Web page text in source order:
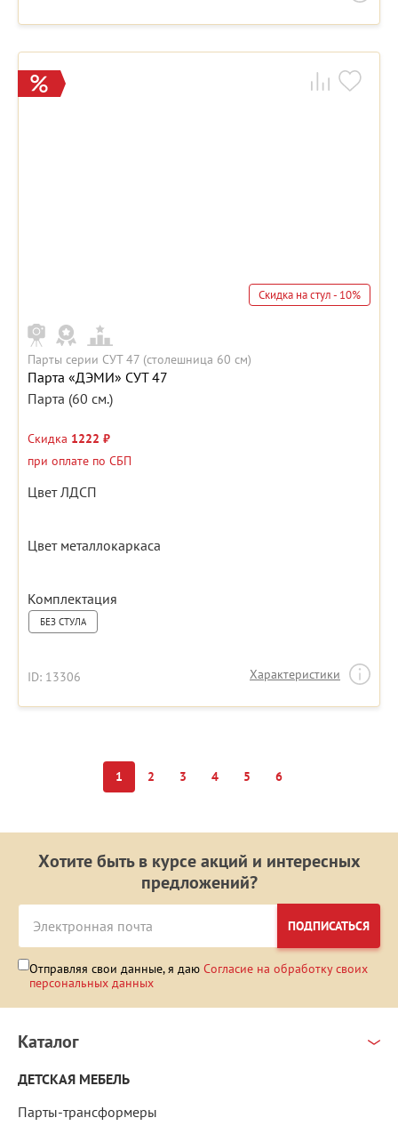
Скидка на стул - 10%
Парты серии СУТ 47 (столешница 60 см)
Парта «ДЭМИ» СУТ 47
Парта (60 см.)
Скидка 1222 ₽
при оплате по СБП
Цвет ЛДСП
Цвет металлокаркаса
Комплектация
БЕЗ СТУЛА
ID: 13306 Характеристики
1 2 3 4 5 6
Хотите быть в курсе акций и интересных
предложений?
ПОДПИСАТЬСЯ
Отправляя свои данные, я даю Согласие на обработку своих
персональных данных
Каталог
ДЕТСКАЯ МЕБЕЛЬ
Парты-трансформеры